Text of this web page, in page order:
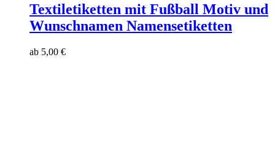
Textiletiketten mit Fußball Motiv und
Wunschnamen Namensetiketten
ab 5,00 €